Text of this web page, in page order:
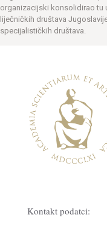
organizacijski konsolidirao tu
liječničkih društava
specijalističkih društava.
Kontakt podatci: